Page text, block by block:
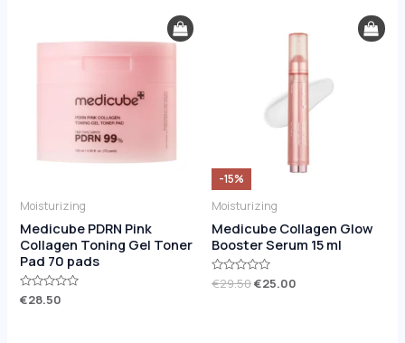
Moisturizing
Medicube PDRN Pink
Collagen Toning Gel Toner
Pad 70 pads
Rated
0
€28.50
-15%
Moisturizing
Medicube Collagen Glow
Booster Serum 15 ml
Rated
0
€29.50
€29.50.
€25.00
price
is:
€25.00.